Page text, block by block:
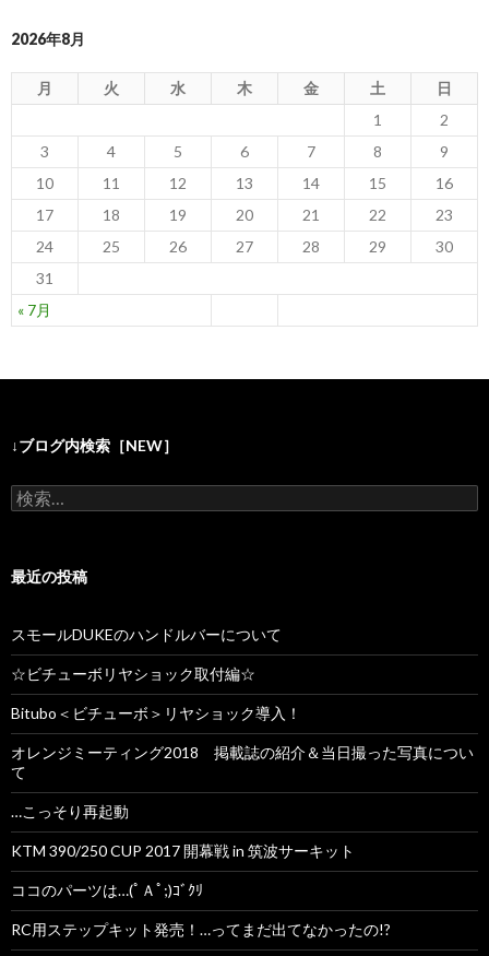
2026年8月
月 火 水 木 金 土 日
« 7月
1
2
3
4 5 6 7 8
9
10
11 12 13 14 15
16
17
18 19 20 21 22
23
24
25 26 27 28 29
30
31
↓ブログ内検索［NEW］
検
索
最近の投稿
スモールDUKEのハンドルバーについて
☆ビチューボリヤショック取付編☆
Bitubo＜ビチューボ＞リヤショック導入！
オレンジミーティング2018 掲載誌の紹介＆当日撮った写真につい
て
…こっそり再起動
KTM 390/250 CUP 2017 開幕戦 in 筑波サーキット
ココのパーツは…(ﾟＡﾟ;)ｺﾞｸﾘ
RC用ステップキット発売！…ってまだ出てなかったの!?